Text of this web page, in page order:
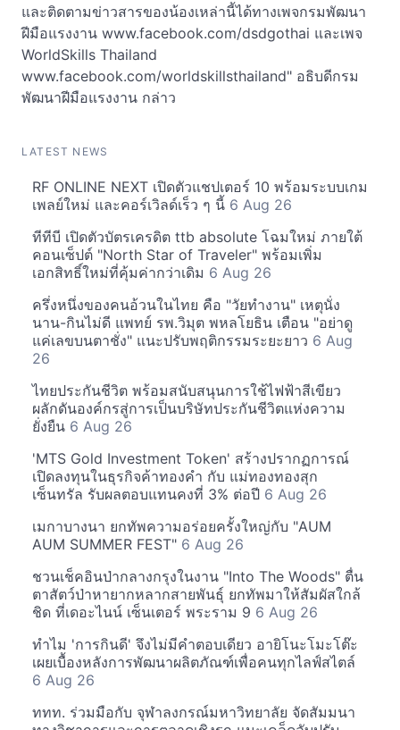
และติดตามข่าวสารของน้องเหล่านี้ได้ทางเพจกรมพัฒนา
ฝีมือแรงงาน www.facebook.com/dsdgothai และเพจ
WorldSkills Thailand
www.facebook.com/worldskillsthailand" อธิบดีกรม
พัฒนาฝีมือแรงงาน กล่าว
LATEST NEWS
RF ONLINE NEXT เปิดตัวแชปเตอร์ 10 พร้อมระบบเกม
เพลย์ใหม่ และคอร์เวิลด์เร็ว ๆ นี้ 6 Aug 26
ทีทีบี เปิดตัวบัตรเครดิต ttb absolute โฉมใหม่ ภายใต้
คอนเซ็ปต์ "North Star of Traveler" พร้อมเพิ่ม
เอกสิทธิ์ใหม่ที่คุ้มค่ากว่าเดิม 6 Aug 26
ครึ่งหนึ่งของคนอ้วนในไทย คือ "วัยทำงาน" เหตุนั่ง
นาน-กินไม่ดี แพทย์ รพ.วิมุต พหลโยธิน เตือน "อย่าดู
แค่เลขบนตาชั่ง" แนะปรับพฤติกรรมระยะยาว 6 Aug
26
ไทยประกันชีวิต พร้อมสนับสนุนการใช้ไฟฟ้าสีเขียว
ผลักดันองค์กรสู่การเป็นบริษัทประกันชีวิตแห่งความ
ยั่งยืน 6 Aug 26
'MTS Gold Investment Token' สร้างปรากฏการณ์
เปิดลงทุนในธุรกิจค้าทองคำ กับ แม่ทองทองสุก
เซ็นทรัล รับผลตอบแทนคงที่ 3% ต่อปี 6 Aug 26
เมกาบางนา ยกทัพความอร่อยครั้งใหญ่กับ "AUM
AUM SUMMER FEST" 6 Aug 26
ชวนเช็คอินป่ากลางกรุงในงาน "Into The Woods" ตื่น
ตาสัตว์ป่าหายากหลากสายพันธุ์ ยกทัพมาให้สัมผัสใกล้
ชิด ที่เดอะไนน์ เซ็นเตอร์ พระราม 9 6 Aug 26
ทำไม 'การกินดี' จึงไม่มีคำตอบเดียว อายิโนะโมะโต๊ะ
เผยเบื้องหลังการพัฒนาผลิตภัณฑ์เพื่อคนทุกไลฟ์สไตล์
6 Aug 26
ททท. ร่วมมือกับ จุฬาลงกรณ์มหาวิทยาลัย จัดสัมมนา